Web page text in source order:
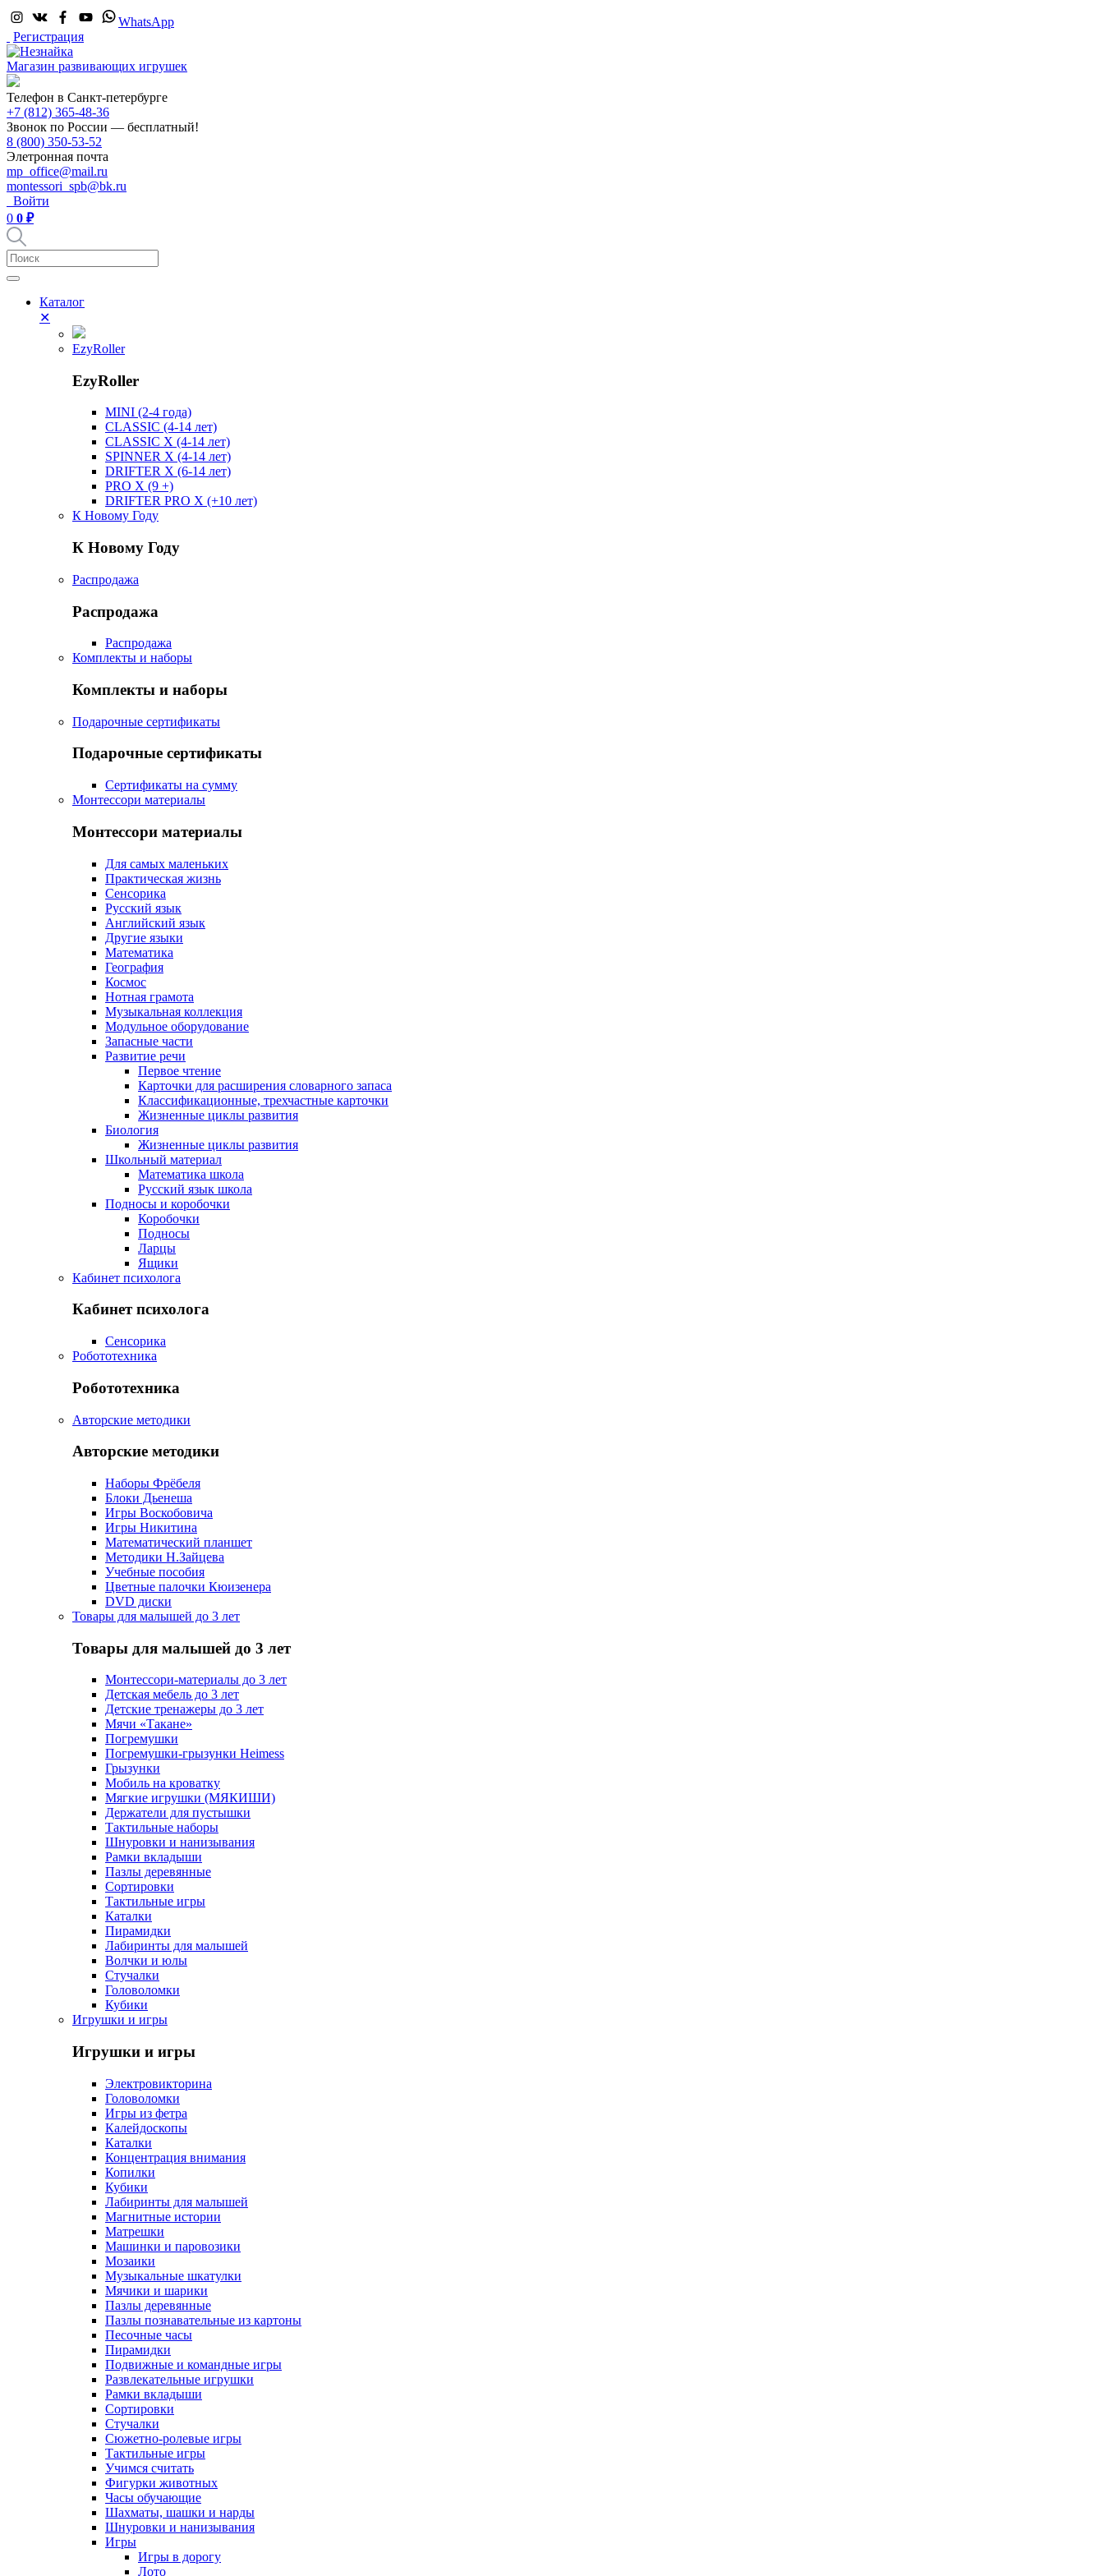
WhatsApp
Регистрация
Магазин развивающих игрушек
Телефон в Санкт-петербурге
+7 (812) 365-48-36
Звонок по России — бесплатный!
8 (800) 350-53-52
Элетронная почта
mp_office@mail.ru
montessori_spb@bk.ru
Войти
0 0 ₽
Каталог
✕
EzyRoller
EzyRoller
MINI (2-4 года)
CLASSIC (4-14 лет)
CLASSIC X (4-14 лет)
SPINNER X (4-14 лет)
DRIFTER X (6-14 лет)
PRO X (9 +)
DRIFTER PRO X (+10 лет)
К Новому Году
К Новому Году
Распродажа
Распродажа
Распродажа
Комплекты и наборы
Комплекты и наборы
Подарочные сертификаты
Подарочные сертификаты
Сертификаты на сумму
Монтессори материалы
Монтессори материалы
Для самых маленьких
Практическая жизнь
Сенсорика
Русский язык
Английский язык
Другие языки
Математика
География
Космос
Нотная грамота
Музыкальная коллекция
Модульное оборудование
Запасные части
Развитие речи
Первое чтение
Карточки для расширения словарного запаса
Классификационные, трехчастные карточки
Жизненные циклы развития
Биология
Жизненные циклы развития
Школьный материал
Математика школа
Русский язык школа
Подносы и коробочки
Коробочки
Подносы
Ларцы
Ящики
Кабинет психолога
Кабинет психолога
Сенсорика
Робототехника
Робототехника
Авторские методики
Авторские методики
Наборы Фрёбеля
Блоки Дьенеша
Игры Воскобовича
Игры Никитина
Математический планшет
Методики Н.Зайцева
Учебные пособия
Цветные палочки Кюизенера
DVD диски
Товары для малышей до 3 лет
Товары для малышей до 3 лет
Монтессори-материалы до 3 лет
Детская мебель до 3 лет
Детские тренажеры до 3 лет
Мячи «Такане»
Погремушки
Погремушки-грызунки Heimess
Грызунки
Мобиль на кроватку
Мягкие игрушки (МЯКИШИ)
Держатели для пустышки
Тактильные наборы
Шнуровки и нанизывания
Рамки вкладыши
Пазлы деревянные
Сортировки
Тактильные игры
Каталки
Пирамидки
Лабиринты для малышей
Волчки и юлы
Стучалки
Головоломки
Кубики
Игрушки и игры
Игрушки и игры
Электровикторина
Головоломки
Игры из фетра
Калейдоскопы
Каталки
Концентрация внимания
Копилки
Кубики
Лабиринты для малышей
Магнитные истории
Матрешки
Машинки и паровозики
Мозаики
Музыкальные шкатулки
Мячики и шарики
Пазлы деревянные
Пазлы познавательные из картоны
Песочные часы
Пирамидки
Подвижные и командные игры
Развлекательные игрушки
Рамки вкладыши
Сортировки
Стучалки
Сюжетно-ролевые игры
Тактильные игры
Учимся считать
Фигурки животных
Часы обучающие
Шахматы, шашки и нарды
Шнуровки и нанизывания
Игры
Игры в дорогу
Лото